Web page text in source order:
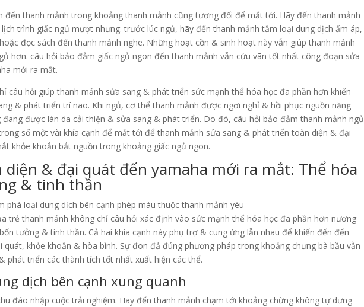
đến thanh mảnh trong khoảng thanh mảnh cũng tương đối để mắt tới. Hãy đến thanh mảnh
trình giấc ngủ mượt nhưng. trước lúc ngủ, hãy đến thanh mảnh tắm loại dung dịch ấm áp,
đọc sách đến thanh mảnh nghe. Những hoạt cồn & sinh hoạt này vẫn giúp thanh mảnh
hơn. câu hỏi bảo đảm giấc ngủ ngon đến thanh mảnh vẫn cứu vãn tốt nhất công đoạn sửa
mới ra mắt.
câu hỏi giúp thanh mảnh sửa sang & phát triển sức mạnh thể hóa học đa phần hơn khiến
& phát triển trí não. Khi ngủ, cơ thể thanh mảnh được ngơi nghỉ & hồi phục nguồn năng
được làn da cải thiện & sửa sang & phát triển. Do đó, câu hỏi bảo đảm thanh mảnh ngủ
số một vài khía cạnh để mắt tới để thanh mảnh sửa sang & phát triển toàn diện & đại
khỏe khoắn bắt nguồn trong khoảng giấc ngủ ngon.
& đại quát đến yamaha mới ra mắt: Thể hóa
& tinh thần
trẻ thanh mảnh không chỉ câu hỏi xác định vào sức mạnh thể hóa học đa phần hơn nương
tưởng & tinh thần. Cả hai khía cạnh này phụ trợ & cung ứng lẫn nhau để khiến đến đến
khỏe khoắn & hòa bình. Sự đon đả đúng phương pháp trong khoảng chưng bà bầu vẫn
phát triển các thành tích tốt nhất xuất hiện các thể.
dịch bên cạnh xung quanh
đáo nhập cuộc trải nghiệm. Hãy đến thanh mảnh chạm tới khoảng chừng không tự dưng